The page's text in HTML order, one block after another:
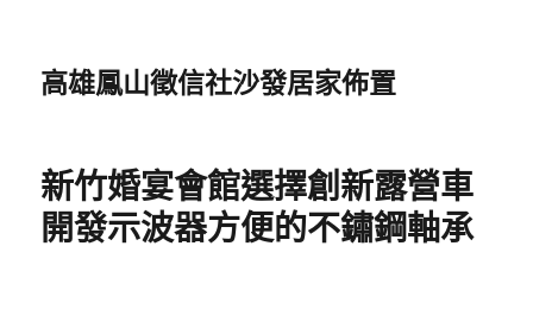
高雄鳳山徵信社沙發居家佈置
新竹婚宴會館選擇創新露營車
開發示波器方便的不鏽鋼軸承